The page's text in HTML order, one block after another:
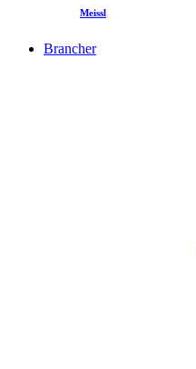
Meissl
Brancher